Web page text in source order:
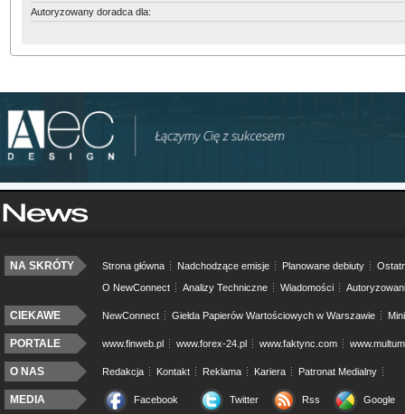
Autoryzowany doradca dla:
NA SKRÓTY Strona główna Nadchodzące emisje Planowane debiuty
O NewConnect
Analizy Techniczne Wiadomości
CIEKAWE NewConnect Giełda Papierów Wartościowych w Warszawie
PORTALE www.finweb.pl www.forex-24.pl www.faktync.com
O NAS Redakcja Kontakt Reklama Kariera Patronat Medialny
MEDIA Facebook Twitter Rss Google